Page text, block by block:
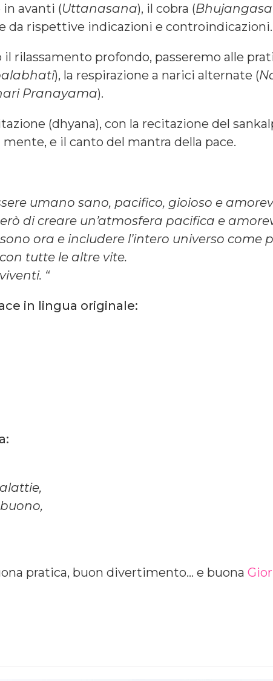
avanti (Uttanasana), il cobra (
da rispettive indicazioni e controindicazioni.
il rilassamento profondo, passeremo alle
), la respirazione a narici alternate (
Pranayama).
(dhyana), con la recitazione del
e il canto del mantra della pace.
umano sano, pacifico, gioioso e
di creare un’atmosfera pacifica e
ora e includere l’intero universo come
tutte le altre vite.
“
in lingua originale:
pratica, buon divertimento… e buona